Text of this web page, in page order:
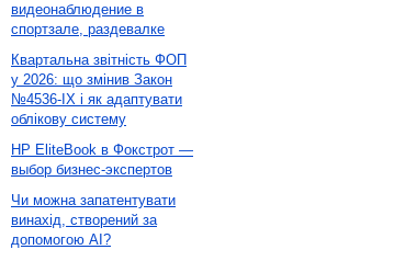
видеонаблюдение в
спортзале, раздевалке
Квартальна звітність ФОП
у 2026: що змінив Закон
№4536-IX і як адаптувати
облікову систему
HP EliteBook в Фокстрот —
выбор бизнес-экспертов
Чи можна запатентувати
винахід, створений за
допомогою AI?